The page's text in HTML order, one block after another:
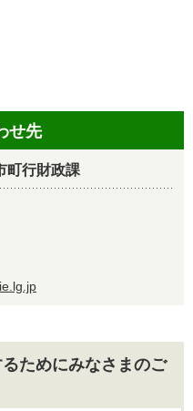
せ先
行財政課
ためにみなさまのご